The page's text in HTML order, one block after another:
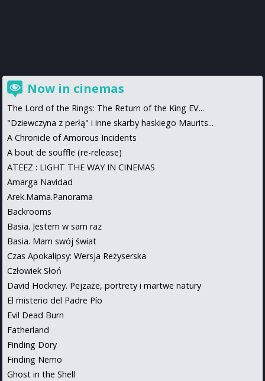
Now in cinemas
The Lord of the Rings: The Return of the King EV...
"Dziewczyna z perłą" i inne skarby haskiego Maurits...
A Chronicle of Amorous Incidents
A bout de souffle (re-release)
ATEEZ : LIGHT THE WAY IN CINEMAS
Amarga Navidad
Arek.Mama.Panorama
Backrooms
Basia. Jestem w sam raz
Basia. Mam swój świat
Czas Apokalipsy: Wersja Reżyserska
Człowiek Słoń
David Hockney. Pejzaże, portrety i martwe natury
El misterio del Padre Pío
Evil Dead Burn
Fatherland
Finding Dory
Finding Nemo
Ghost in the Shell